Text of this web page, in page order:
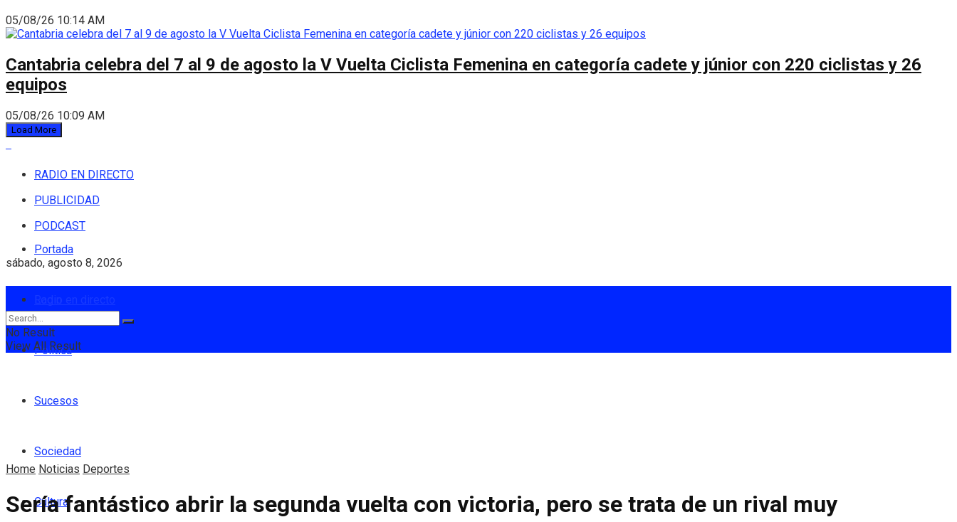
05/08/26 10:14 AM
Cantabria celebra del 7 al 9 de agosto la V Vuelta Ciclista Femenina en categoría cadete y júnior con 220 ciclistas y 26
equipos
05/08/26 10:09 AM
Load More
RADIO EN DIRECTO
PUBLICIDAD
PODCAST
sábado, agosto 8, 2026
Portada
Política
Sucesos
Sociedad
Cultura
No Result
View All Result
Home Noticias Deportes
Sería fantástico abrir la segunda vuelta con victoria, pero se trata de un rival muy